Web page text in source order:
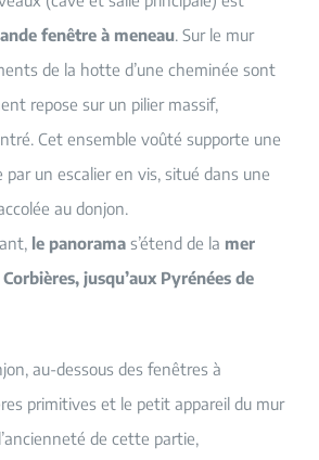
fenêtre à meneau. Sur le mur
de la hotte d’une cheminée sont
repose sur un pilier massif,
Cet ensemble voûté supporte une
par un escalier en vis, situé dans une
au donjon.
le panorama s’étend de la mer
jusqu’aux Pyrénées de
au-dessous des fenêtres à
primitives et le petit appareil du mur
de cette partie,